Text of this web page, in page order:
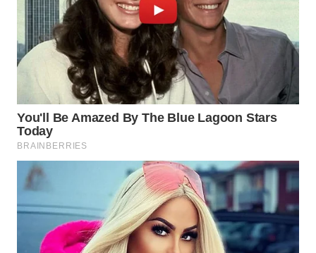
DANAU
TOBA
WN
LANGKAT
WN
TAPANULI
SELATAN
WN
TANJUNG